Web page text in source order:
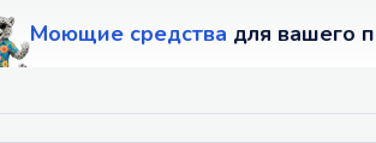
Моющие средства для вашего